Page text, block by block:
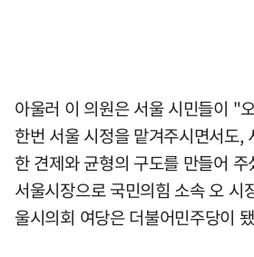
아울러 이 의원은 서울 시민들이 "
한번 서울 시정을 맡겨주시면서도,
한 견제와 균형의 구도를 만들어
서울시장으로 국민의힘 소속 오 시
울시의회 여당은 더불어민주당이